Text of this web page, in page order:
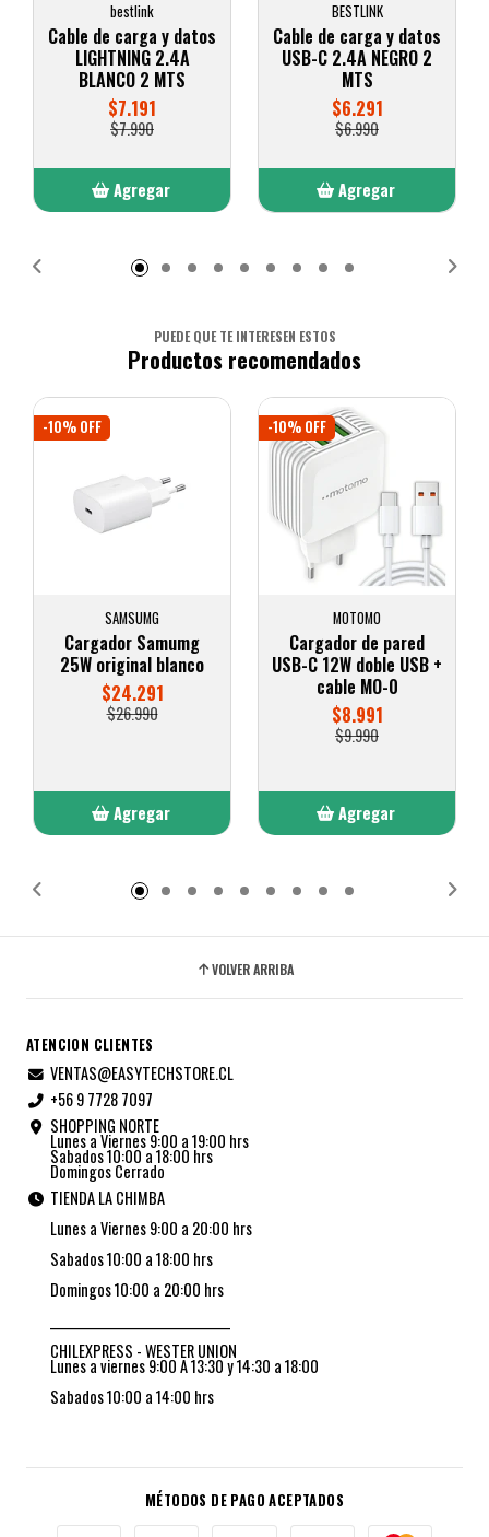
bestlink
Cable de carga y datos
LIGHTNING 2.4A
BLANCO 2 MTS
$7.191
$7.990
Agregar
BESTLINK
Cable de carga y datos
USB-C 2.4A NEGRO 2
MTS
$6.291
$6.990
Agregar
PUEDE QUE TE INTERESEN ESTOS
Productos recomendados
-10% OFF
SAMSUMG
Cargador Samumg
25W original blanco
$24.291
$26.990
Agregar
-10% OFF
MOTOMO
Cargador de pared
USB-C 12W doble USB +
cable MO-0
$8.991
$9.990
Agregar
VOLVER ARRIBA
ATENCION CLIENTES
VENTAS@EASYTECHSTORE.CL
+56 9 7728 7097
SHOPPING NORTE
Lunes a Viernes 9:00 a 19:00 hrs
Sabados 10:00 a 18:00 hrs
Domingos Cerrado
TIENDA LA CHIMBA
Lunes a Viernes 9:00 a 20:00 hrs
Sabados 10:00 a 18:00 hrs
Domingos 10:00 a 20:00 hrs
CHILEXPRESS - WESTER UNION
Lunes a viernes 9:00 A 13:30 y 14:30 a 18:00
Sabados 10:00 a 14:00 hrs
MÉTODOS DE PAGO ACEPTADOS